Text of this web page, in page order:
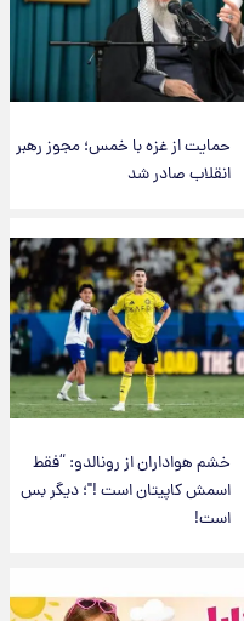
حمایت از غزه با خمس؛ مجوز رهبر
انقلاب صادر شد
خشم هواداران از رونالدو: “فقط
اسمش کاپیتان است !"؛ دیگر بس
است!